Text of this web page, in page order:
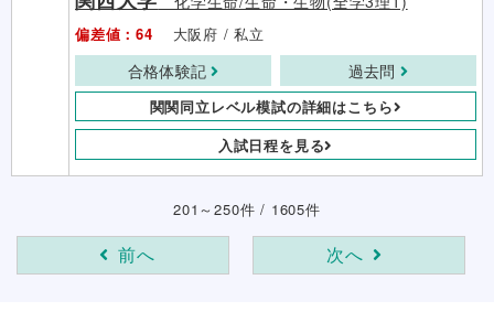
偏差値：64 大阪府 / 私立
合格体験記 過去問
関関同立レベル模試の詳細はこちら
入試日程を見る
201～250件 / 1605件
前へ 次へ